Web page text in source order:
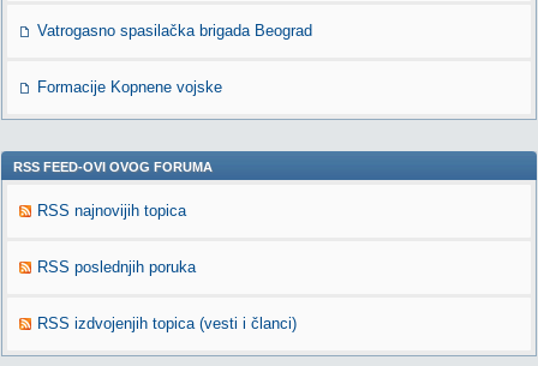
Vatrogasno spasilačka brigada Beograd
Formacije Kopnene vojske
RSS FEED-OVI OVOG FORUMA
RSS najnovijih topica
RSS poslednjih poruka
RSS izdvojenjih topica (vesti i članci)